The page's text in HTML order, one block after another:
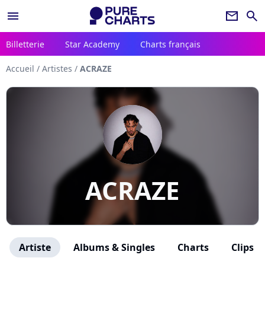
menu newsletter search
Billetterie Star Academy Charts français
Accueil / Artistes / ACRAZE
ACRAZE
Artiste Albums & Singles Charts Clips